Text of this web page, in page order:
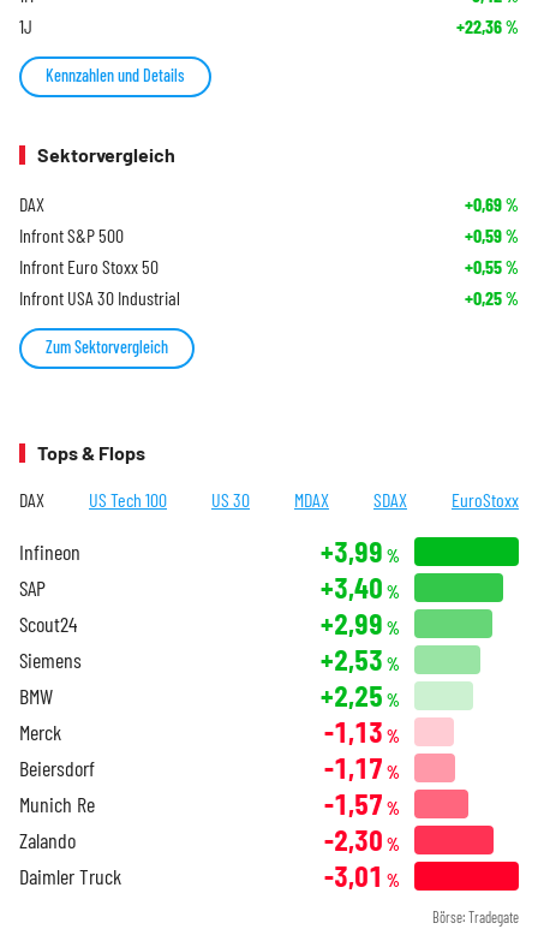
1J +22,36%
Kennzahlen und Details
Sektorvergleich
DAX +0,69%
Infront S&P 500 +0,59%
Infront Euro Stoxx 50 +0,55%
Infront USA 30 Industrial +0,25%
Zum Sektorvergleich
Tops & Flops
DAX US Tech 100 US 30 MDAX SDAX EuroStoxx
Infineon +3,99 %
SAP +3,40 %
Scout24 +2,99 %
Siemens +2,53 %
BMW +2,25 %
Merck -1,13 %
Beiersdorf -1,17 %
Munich Re -1,57 %
Zalando -2,30 %
Daimler Truck -3,01 %
Börse: Tradegate